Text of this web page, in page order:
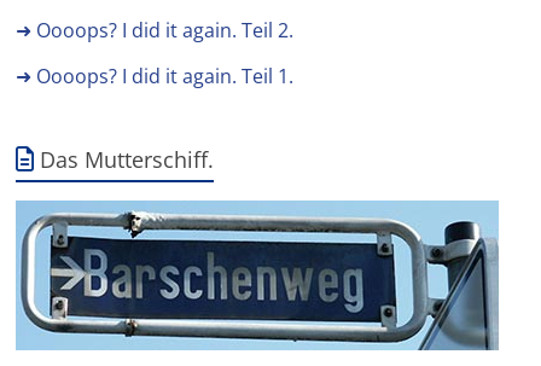
➜ Oooops? I did it again. Teil 2.
➜ Oooops? I did it again. Teil 1.
Das Mutterschiff.